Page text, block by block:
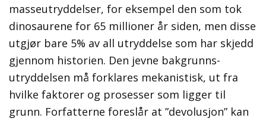
masseutryddelser, for eksempel den som tok
dinosaurene for 65 millioner år siden, men disse
utgjør bare 5% av all utryddelse som har skjedd
gjennom historien. Den jevne bakgrunns-
utryddelsen må forklares mekanistisk, ut fra
hvilke faktorer og prosesser som ligger til
grunn. Forfatterne foreslår at ”devolusjon” kan